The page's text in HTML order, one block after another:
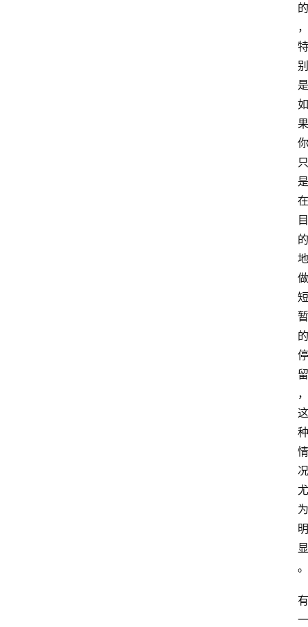
的
，
特
别
是
如
果
你
只
是
在
目
的
地
做
短
暂
的
停
留
，
这
种
情
况
尤
为
明
显
。
有
一